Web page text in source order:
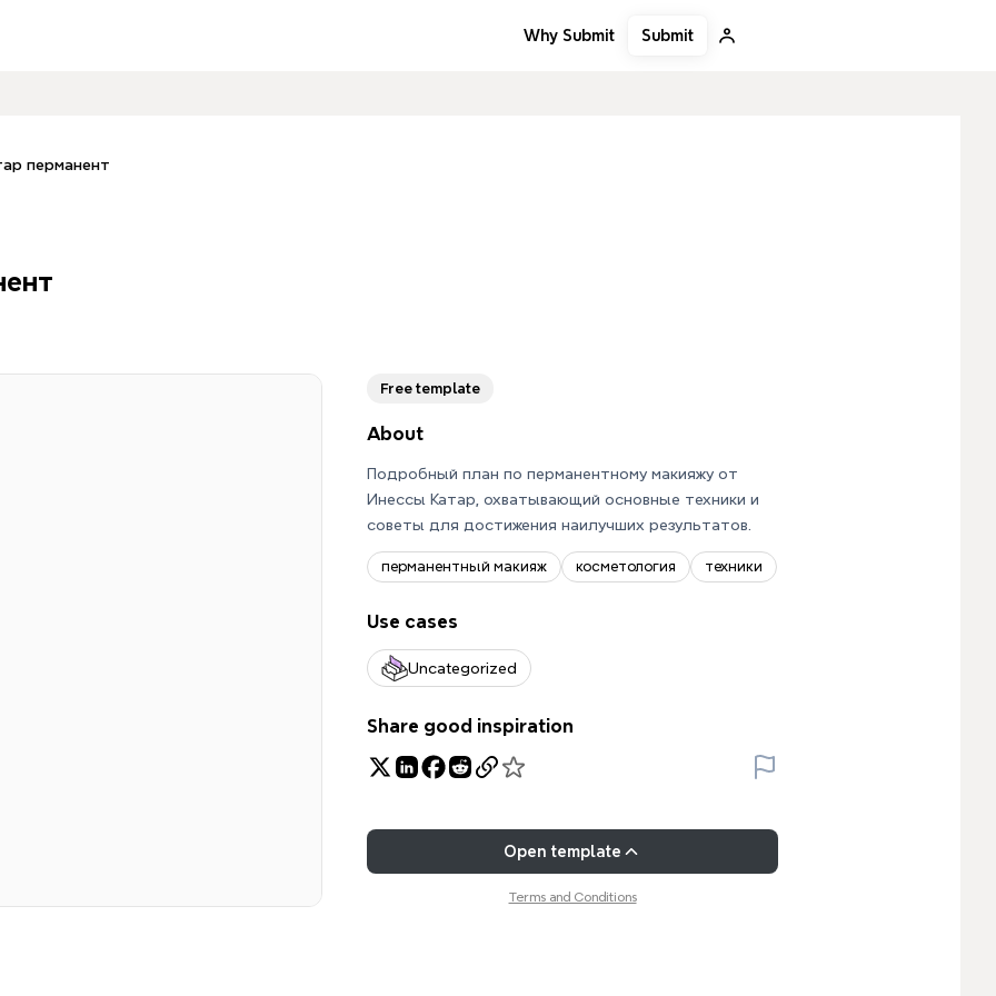
Why Submit Submit
перманент
Free template
Open template
Terms and Conditions
About
Подробный план по перманентному макияжу от
Инессы Катар, охватывающий основные техники и
советы для достижения наилучших результатов.
перманентный макияж косметология техники
Use cases
Uncategorized
Share good inspiration